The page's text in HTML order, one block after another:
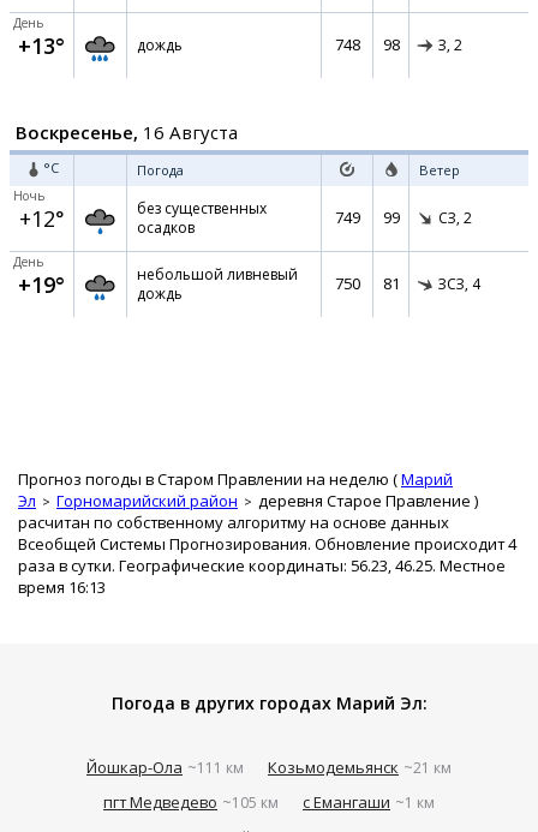
День
+13° дождь 748 98 З, 2
Воскресенье, 16 Августа
°C Погода Ветер
Ночь
+12°
без существенных
осадков
749 99 СЗ, 2
День
+19°
небольшой ливневый
дождь
750 81 ЗСЗ, 4
Прогноз погоды в Старом Правлении на неделю (Марий
Эл
Горномарийский район деревня Старое Правление )
расчитан по собственному алгоритму на основе данных
Всеобщей Системы Прогнозирования. Обновление происходит 4
раза в сутки. Географические координаты: 56.23, 46.25. Местное
время 16:13
Погода в других городах Марий Эл:
Йошкар-Ола ~111 км Козьмодемьянск ~21 км
пгт Медведево ~105 км с Емангаши ~1 км